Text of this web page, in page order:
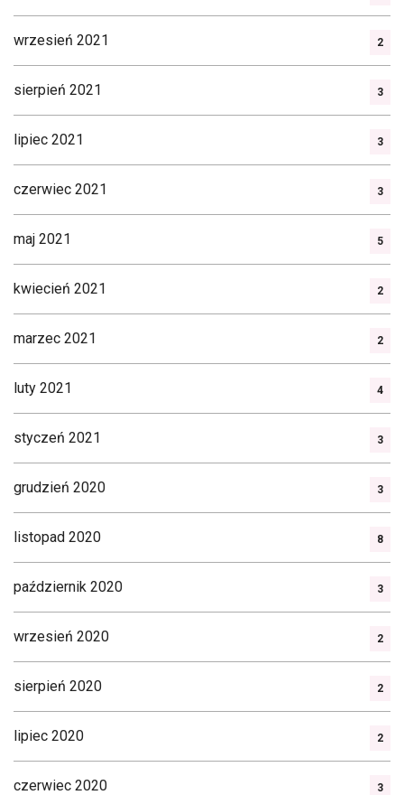
wrzesień 2021 2
sierpień 2021 3
lipiec 2021 3
czerwiec 2021 3
maj 2021 5
kwiecień 2021 2
marzec 2021 2
luty 2021 4
styczeń 2021 3
grudzień 2020 3
listopad 2020 8
październik 2020 3
wrzesień 2020 2
sierpień 2020 2
lipiec 2020 2
czerwiec 2020 3